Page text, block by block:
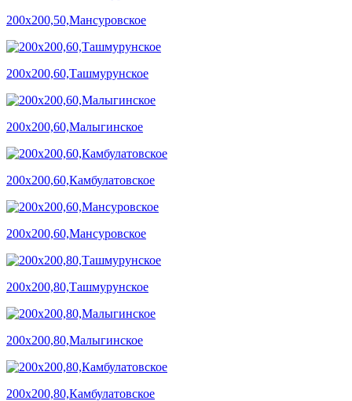
200х200,50,Мансуровское
200х200,60,Ташмурунское
200х200,60,Малыгинское
200х200,60,Камбулатовское
200х200,60,Мансуровское
200х200,80,Ташмурунское
200х200,80,Малыгинское
200х200,80,Камбулатовское